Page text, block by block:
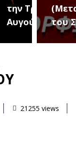
2
την Τρίτη 18
Αυγούστουτου
21255 views